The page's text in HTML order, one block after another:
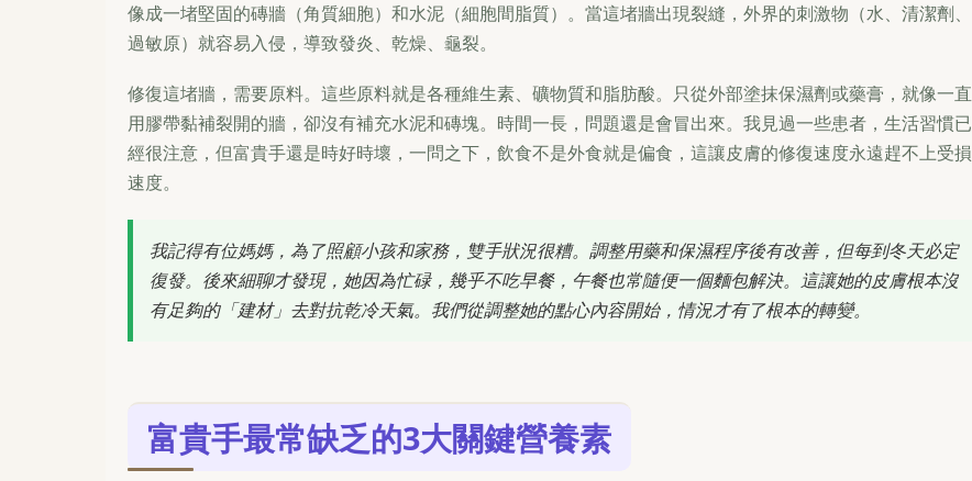
像成一堵堅固的磚牆（角質細胞）和水泥（細胞間脂質）。當這堵牆出現裂縫，外界的刺激物（水、清潔劑、
過敏原）就容易入侵，導致發炎、乾燥、龜裂。
修復這堵牆，需要原料。這些原料就是各種維生素、礦物質和脂肪酸。只從外部塗抹保濕劑或藥膏，就像一直
用膠帶黏補裂開的牆，卻沒有補充水泥和磚塊。時間一長，問題還是會冒出來。我見過一些患者，生活習慣已
經很注意，但富貴手還是時好時壞，一問之下，飲食不是外食就是偏食，這讓皮膚的修復速度永遠趕不上受損
速度。
我記得有位媽媽，為了照顧小孩和家務，雙手狀況很糟。調整用藥和保濕程序後有改善，但每到冬天必定
復發。後來細聊才發現，她因為忙碌，幾乎不吃早餐，午餐也常隨便一個麵包解決。這讓她的皮膚根本沒
有足夠的「建材」去對抗乾冷天氣。我們從調整她的點心內容開始，情況才有了根本的轉變。
富貴手最常缺乏的3大關鍵營養素